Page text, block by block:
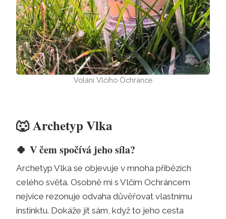
Volání Vlčího Ochránce
🐺Archetyp Vlka
🍀V čem spočívá jeho síla?
Archetyp Vlka se objevuje v mnoha příbězích
celého světa. Osobně mi s Vlčím Ochráncem
nejvíce rezonuje odvaha důvěřovat vlastnímu
instinktu. Dokáže jít sám, když to jeho cesta